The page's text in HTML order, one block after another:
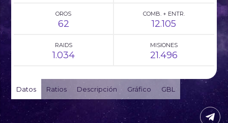
Datos Ratios Descripción Gráfico GBL
OROS
62
COMB. + ENTR.
12.105
RAIDS
1.034
MISIONES
21.496